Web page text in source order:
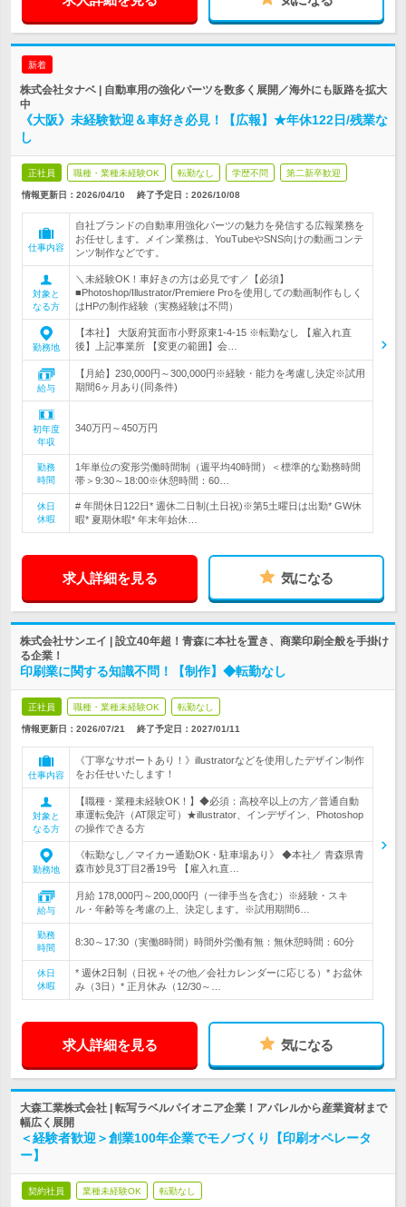
新着
株式会社タナベ | 自動車用の強化パーツを数多く展開／海外にも販路を拡大
中
《大阪》未経験歓迎＆車好き必見！【広報】★年休122日/残業な
し
正社員 職種・業種未経験OK 転勤なし 学歴不問 第二新卒歓迎
情報更新日：2026/04/10 終了予定日： 2026/10/08
仕事内容
自社ブランドの自動車用強化パーツの魅力を発信する広報業務を
お任せします。メイン業務は、YouTubeやSNS向けの動画コンテ
ンツ制作などです。
対象と
なる方
＼未経験OK！車好きの方は必見です／【必須】
■Photoshop/Illustrator/Premiere Proを使用しての動画制作もしく
はHPの制作経験（実務経験は不問）
勤務地
【本社】 大阪府箕面市小野原東1-4-15 ※転勤なし 【雇入れ直
後】上記事業所 【変更の範囲】会…
給与
【月給】230,000円～300,000円※経験・能力を考慮し決定※試用
期間6ヶ月あり(同条件)
初年度
年収
340万円～450万円
勤務
時間
1年単位の変形労働時間制（週平均40時間）＜標準的な勤務時間
帯＞9:30～18:00※休憩時間：60…
休日
休暇
# 年間休日122日* 週休二日制(土日祝)※第5土曜日は出勤* GW休
暇* 夏期休暇* 年末年始休…
求人詳細を見る 気になる
株式会社サンエイ | 設立40年超！青森に本社を置き、商業印刷全般を手掛け
る企業！
印刷業に関する知識不問！【制作】◆転勤なし
正社員 職種・業種未経験OK 転勤なし
情報更新日：2026/07/21 終了予定日： 2027/01/11
仕事内容
《丁寧なサポートあり！》illustratorなどを使用したデザイン制作
をお任せいたします！
対象と
なる方
【職種・業種未経験OK！】◆必須：高校卒以上の方／普通自動
車運転免許（AT限定可）★illustrator、インデザイン、Photoshop
の操作できる方
勤務地
《転勤なし／マイカー通勤OK・駐車場あり》 ◆本社／ 青森県青
森市妙見3丁目2番19号 【雇入れ直…
給与
月給 178,000円～200,000円（一律手当を含む）※経験・スキ
ル・年齢等を考慮の上、決定します。※試用期間6…
勤務
時間
8:30～17:30（実働8時間）時間外労働有無：無休憩時間：60分
休日
休暇
* 週休2日制（日祝＋その他／会社カレンダーに応じる）* お盆休
み（3日）* 正月休み（12/30～…
求人詳細を見る 気になる
大森工業株式会社 | 転写ラベルパイオニア企業！アパレルから産業資材まで
幅広く展開
＜経験者歓迎＞創業100年企業でモノづくり【印刷オペレータ
ー】
契約社員 業種未経験OK 転勤なし